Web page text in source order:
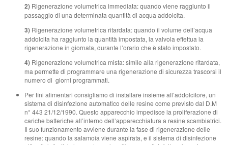
2) Rigenerazione volumetrica immediata: quando viene raggiunto il
passaggio di una determinata quantità di acqua addolcita.
3) Rigenerazione volumetrica ritardata: quando il volume dell’acqua
addolcita ha raggiunto la quantità impostata, la valvola effettua la
rigenerazione in giornata, durante l’orario che è stato impostato.
4) Rigenerazione volumetrica mista: simile alla rigenerazione ritardata,
ma permette di programmare una rigenerazione di sicurezza trascorsi il
numero di giorni programmati.
Per fini alimentari consigliamo di installare insieme all’addolcitore, un
sistema di disinfezione automatico delle resine come previsto dal D.M
n° 443 21/12/1990. Questo apparecchio impedisce la proliferazione di
cariche batteriche all’interno dell’apparecchiatura a resine scambiatrici.
Il suo funzionamento avviene durante la fase di rigenerazione delle
resine: quando la salamoia viene aspirata, e il sistema di disinfezione